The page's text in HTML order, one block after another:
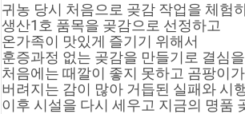
귀농 당시 처음으로 곶감 작업을 체험
생산1호 품목을 곶감으로 선정하고
온가족이 맛있게 즐기기 위해서
훈증과정 없는 곶감을 만들기로 결심
처음에는 때깔이 좋지 못하고 곰팡이
버려지는 감이 많아 거듭된 실패와 시
이후 시설을 다시 세우고 지금의 명품